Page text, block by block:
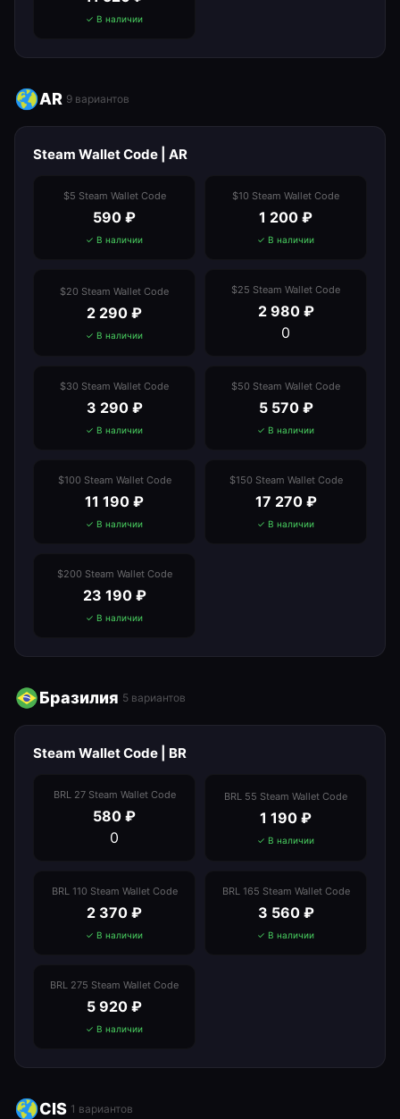
✓ В наличии
AR 9 вариантов
Steam Wallet Code | AR
$5 Steam Wallet Code
590 ₽
✓ В наличии
$10 Steam Wallet Code
1 200 ₽
✓ В наличии
$20 Steam Wallet Code
2 290 ₽
✓ В наличии
$25 Steam Wallet Code
2 980₽
0
$30 Steam Wallet Code
3 290₽
✓ В наличии
$50 Steam Wallet Code
5 570₽
✓ В наличии
$100 Steam Wallet Code
11 190 ₽
✓ В наличии
$150 Steam Wallet Code
17 270₽
✓ В наличии
$200 Steam Wallet Code
23 190₽
✓ В наличии
Бразилия 5 вариантов
Steam Wallet Code | BR
BRL 27 Steam Wallet Code
580 ₽
0
BRL 55 Steam Wallet Code
1 190 ₽
✓ В наличии
BRL 110 Steam Wallet Code
2 370 ₽
✓ В наличии
BRL 165 Steam Wallet Code
3 560₽
✓ В наличии
BRL 275 Steam Wallet Code
5 920 ₽
✓ В наличии
CIS 1 вариантов